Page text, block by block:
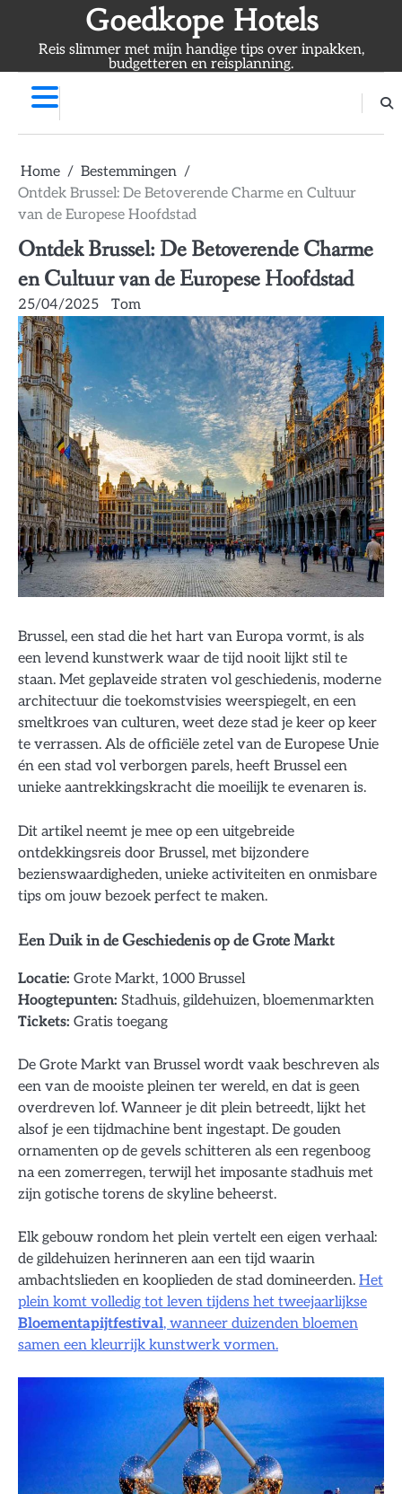
content
Goedkope Hotels
Reis slimmer met mijn handige tips over inpakken,
budgetteren en reisplanning.
Home
Bestemmingen
Ontdek Brussel: De Betoverende Charme en Cultuur
van de Europese Hoofdstad
Ontdek Brussel: De Betoverende Charme
en Cultuur van de Europese Hoofdstad
25/04/2025 Tom
Brussel, een stad die het hart van Europa vormt, is als
een levend kunstwerk waar de tijd nooit lijkt stil te
staan. Met geplaveide straten vol geschiedenis, moderne
architectuur die toekomstvisies weerspiegelt, en een
smeltkroes van culturen, weet deze stad je keer op keer
te verrassen. Als de officiële zetel van de Europese Unie
én een stad vol verborgen parels, heeft Brussel een
unieke aantrekkingskracht die moeilijk te evenaren is.
Dit artikel neemt je mee op een uitgebreide
ontdekkingsreis door Brussel, met bijzondere
bezienswaardigheden, unieke activiteiten en onmisbare
tips om jouw bezoek perfect te maken.
Een Duik in de Geschiedenis op de Grote Markt
Locatie: Grote Markt, 1000 Brussel
Hoogtepunten: Stadhuis, gildehuizen, bloemenmarkten
Tickets: Gratis toegang
De Grote Markt van Brussel wordt vaak beschreven als
een van de mooiste pleinen ter wereld, en dat is geen
overdreven lof. Wanneer je dit plein betreedt, lijkt het
alsof je een tijdmachine bent ingestapt. De gouden
ornamenten op de gevels schitteren als een regenboog
na een zomerregen, terwijl het imposante stadhuis met
zijn gotische torens de skyline beheerst.
Elk gebouw rondom het plein vertelt een eigen verhaal:
de gildehuizen herinneren aan een tijd waarin
ambachtslieden en kooplieden de stad domineerden. Het
plein komt volledig tot leven tijdens het tweejaarlijkse
Bloementapijtfestival, wanneer duizenden bloemen
samen een kleurrijk kunstwerk vormen.